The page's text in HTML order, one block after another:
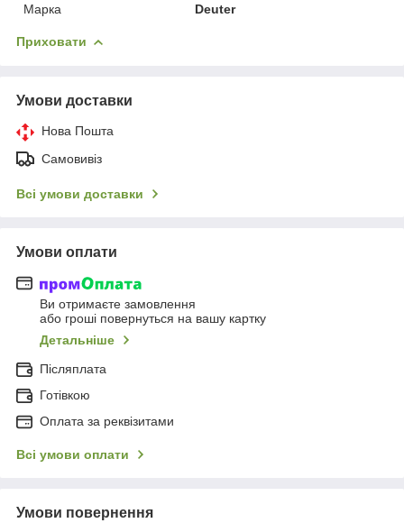
Марка
Deuter
Приховати
Умови доставки
Нова Пошта
Самовивіз
Всі умови доставки
Умови оплати
Ви отримаєте замовлення
або гроші повернуться на вашу картку
Детальніше
Післяплата
Готівкою
Оплата за реквізитами
Всі умови оплати
Умови повернення